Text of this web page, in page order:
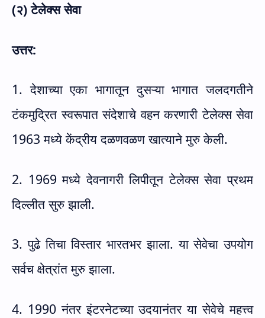
(२) टेलेक्‍स सेवा
उत्तर:
1. देशाच्या एका भागातून दुसऱ्या भागात जलदगतीने
टंकमुद्रित स्वरूपात संदेशाचे वहन करणारी टेलेक्स सेवा
1963 मध्ये केंद्रीय दळणवळण खात्याने मुरु केली.
2. 1969 मध्ये देवनागरी लिपीतून टेलेक्स सेवा प्रथम
दिल्लीत सुरु झाली.
3. पुढे तिचा विस्तार भारतभर झाला. या सेवेचा उपयोग
सर्वच क्षेत्रांत मुरु झाला.
4. 1990 नंतर इंटरनेटच्या उदयानंतर या सेवेचे महत्त्व